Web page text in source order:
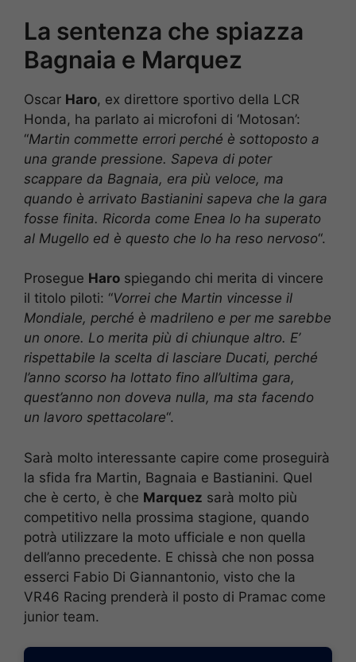
La sentenza che spiazza
Bagnaia e Marquez
Oscar Haro, ex direttore sportivo della LCR
Honda, ha parlato ai microfoni di ‘Motosan’:
“Martin commette errori perché è sottoposto a
una grande pressione. Sapeva di poter
scappare da Bagnaia, era più veloce, ma
quando è arrivato Bastianini sapeva che la gara
fosse finita. Ricorda come Enea lo ha superato
al Mugello ed è questo che lo ha reso nervoso“.
Prosegue Haro spiegando chi merita di vincere
il titolo piloti: “Vorrei che Martin vincesse il
Mondiale, perché è madrileno e per me sarebbe
un onore. Lo merita più di chiunque altro. E’
rispettabile la scelta di lasciare Ducati, perché
l’anno scorso ha lottato fino all’ultima gara,
quest’anno non doveva nulla, ma sta facendo
un lavoro spettacolare“.
Sarà molto interessante capire come proseguirà
la sfida fra Martin, Bagnaia e Bastianini. Quel
che è certo, è che Marquez sarà molto più
competitivo nella prossima stagione, quando
potrà utilizzare la moto ufficiale e non quella
dell’anno precedente. E chissà che non possa
esserci Fabio Di Giannantonio, visto che la
VR46 Racing prenderà il posto di Pramac come
junior team.